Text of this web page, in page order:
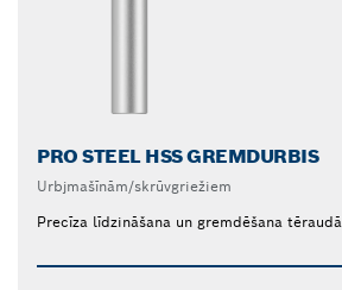
PRO STEEL HSS GREMDURBIS
Urbjmašīnām/skrūvgriežiem
Precīza līdzināšana un gremdēšana tēraudā